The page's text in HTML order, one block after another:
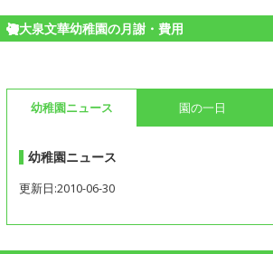
大泉文華幼稚園の月謝・費用
幼稚園ニュース 園の一日
幼稚園ニュース
更新日:2010-06-30